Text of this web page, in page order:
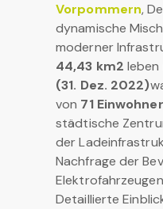
Vorpommern,
dynamische
moderner
44,43 km2
(31. Dez. 2022)
von 71
städtische
der
Nachfrage der
Detaillierte